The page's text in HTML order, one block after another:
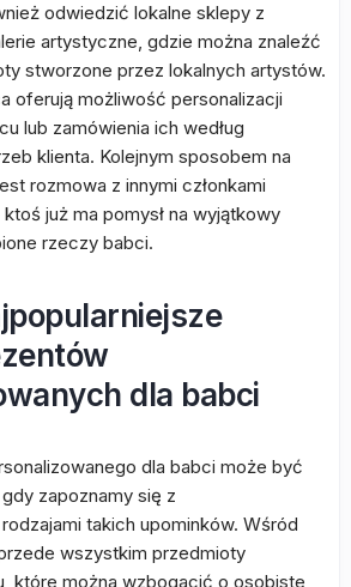
odwiedzić lokalne sklepy z
artystyczne, gdzie można znaleźć
stworzone przez lokalnych artystów.
oferują możliwość personalizacji
lub zamówienia ich według
klienta. Kolejnym sposobem na
rozmowa z innymi członkami
już ma pomysł na wyjątkowy
rzeczy babci.
dla babci
dla babci może być
zapoznamy się z
takich upominków. Wśród
wszystkim przedmioty
które można wzbogacić o osobiste